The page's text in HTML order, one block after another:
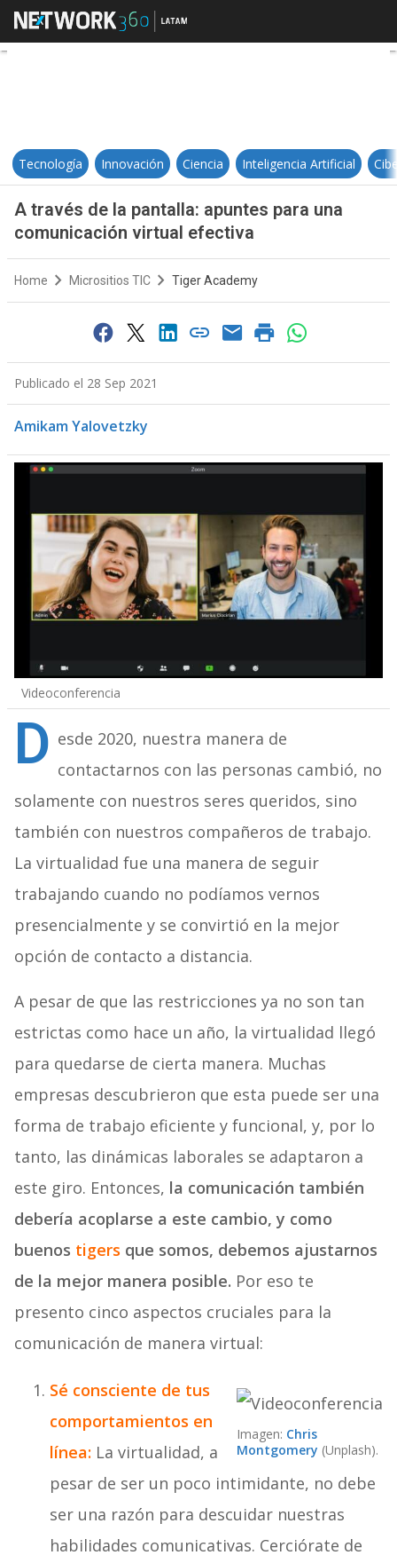
A través de la pantalla: apuntes
Tecnología Innovación Ciencia Inteligencia Artificial
A través de la pantalla: apuntes para una
comunicación virtual efectiva
Home Micrositios TIC Tiger Academy
Publicado el 28 Sep 2021
Amikam Yalovetzky
Videoconferencia
D esde 2020, nuestra manera de
contactarnos con las personas cambió, no
solamente con nuestros seres queridos, sino
también con nuestros compañeros de trabajo.
La virtualidad fue una manera de seguir
trabajando cuando no podíamos vernos
presencialmente y se convirtió en la mejor
opción de contacto a distancia.
A pesar de que las restricciones ya no son tan
estrictas como hace un año, la virtualidad llegó
para quedarse de cierta manera. Muchas
empresas descubrieron que esta puede ser una
forma de trabajo eficiente y funcional, y, por lo
tanto, las dinámicas laborales se adaptaron a
este giro. Entonces, la comunicación también
debería acoplarse a este cambio, y como
buenos tigers que somos, debemos ajustarnos
de la mejor manera posible. Por eso te
presento cinco aspectos cruciales para la
comunicación de manera virtual:
Imagen: Chris
Montgomery (Unplash).
Sé consciente de tus
comportamientos en
línea:La virtualidad, a
pesar de ser un poco intimidante, no debe
ser una razón para descuidar nuestras
habilidades comunicativas. Cerciórate de